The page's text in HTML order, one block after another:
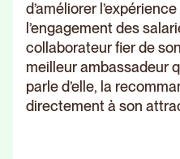
d’améliorer
l’engagement des
collaborateur fier de
meilleur ambassadeur
parle d’elle, la
directement à son